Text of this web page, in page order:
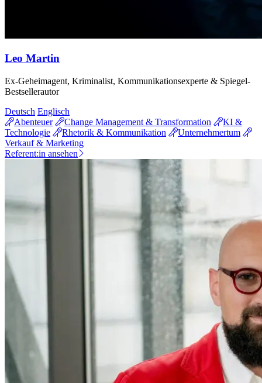
Leo Martin
Ex-Geheimagent, Kriminalist, Kommunikationsexperte & Spiegel-
Bestsellerautor
Deutsch Englisch
Abenteuer
Change Management & Transformation
KI &
Technologie
Rhetorik & Kommunikation
Unternehmertum
Verkauf & Marketing
Referent:in ansehen